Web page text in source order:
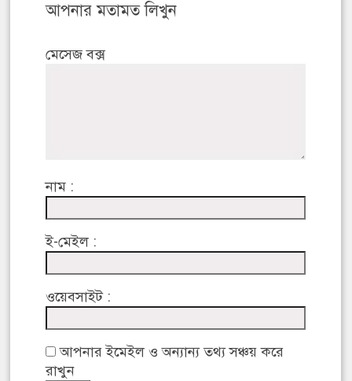
আপনার মতামত লিখুন
মেসেজ বক্স
নাম :
ই-মেইল :
ওয়েবসাইট :
আপনার ইমেইল ও অন্যান্য তথ্য সঞ্চয় করে
রাখুন